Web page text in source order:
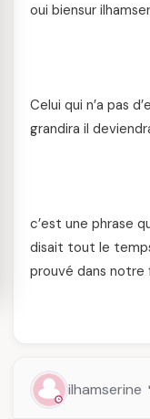
oui biensur
Celui qui n’a pas
grandira il
c’est une phrase
disait tout le
prouvé dans notre
ilhamserine